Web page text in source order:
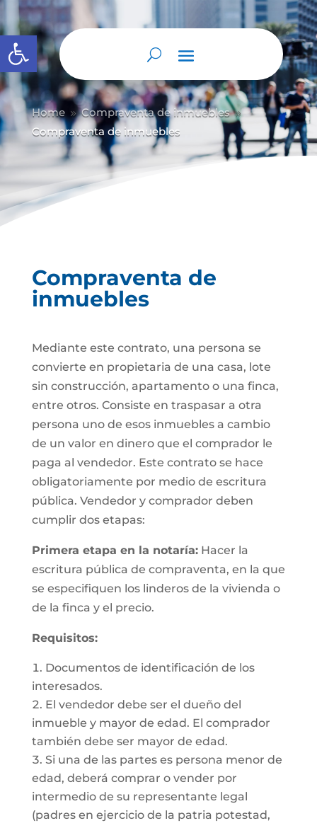
Abrir barra de herramientas
Home 9 Compraventa de inmuebles 9
Compraventa de inmuebles
Compraventa de
inmuebles
Mediante este contrato, una persona se
convierte en propietaria de una casa, lote
sin construcción, apartamento o una finca,
entre otros. Consiste en traspasar a otra
persona uno de esos inmuebles a cambio
de un valor en dinero que el comprador le
paga al vendedor. Este contrato se hace
obligatoriamente por medio de escritura
pública. Vendedor y comprador deben
cumplir dos etapas:
Primera etapa en la notaría:Hacer la
escritura pública de compraventa, en la que
se especifiquen los linderos de la vivienda o
de la finca y el precio.
Requisitos:
Documentos de identificación de los
interesados.
El vendedor debe ser el dueño del
inmueble y mayor de edad. El comprador
también debe ser mayor de edad.
Si una de las partes es persona menor de
edad, deberá comprar o vender por
intermedio de su representante legal
(padres en ejercicio de la patria potestad,